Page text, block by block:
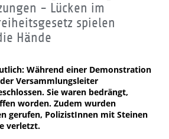
- Lücken im
spielen
Hände
Während einer Demonstration
Versammlungsleiter
Sie waren bedrängt,
worden. Zudem wurden
gerufen, PolizistInnen mit Steinen
verletzt.